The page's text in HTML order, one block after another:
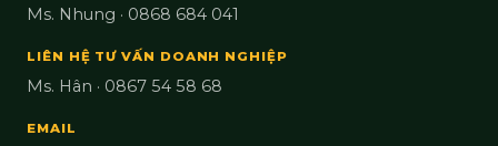
Ms. Nhung · 0868 684 041
LIÊN HỆ TƯ VẤN DOANH NGHIỆP
Ms. Hân · 0867 54 58 68
EMAIL